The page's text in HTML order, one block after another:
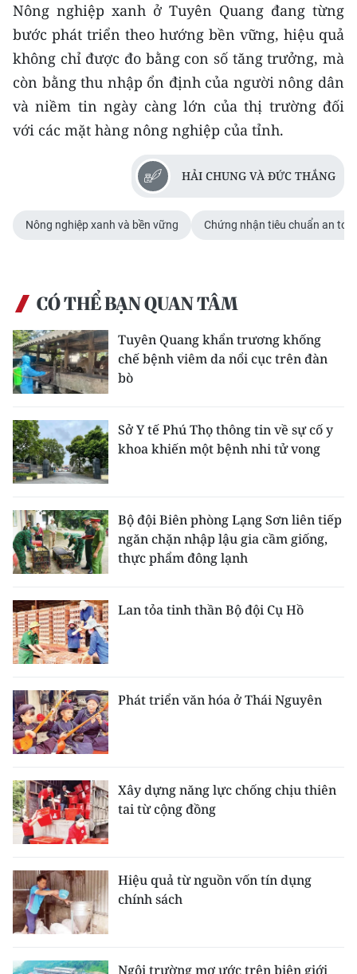
Nông nghiệp xanh ở Tuyên Quang đang từng
bước phát triển theo hướng bền vững, hiệu quả
không chỉ được đo bằng con số tăng trưởng, mà
còn bằng thu nhập ổn định của người nông dân
và niềm tin ngày càng lớn của thị trường đối
với các mặt hàng nông nghiệp của tỉnh.
HẢI CHUNG VÀ ĐỨC THẮNG
Nông nghiệp xanh và bền vững Chứng nhận tiêu chuẩn an
CÓ THỂ BẠN QUAN TÂM
Tuyên Quang khẩn trương khống
chế bệnh viêm da nổi cục trên đàn
bò
Sở Y tế Phú Thọ thông tin về sự cố y
khoa khiến một bệnh nhi tử vong
Bộ đội Biên phòng Lạng Sơn liên tiếp
ngăn chặn nhập lậu gia cầm giống,
thực phẩm đông lạnh
Lan tỏa tinh thần Bộ đội Cụ Hồ
Phát triển văn hóa ở Thái Nguyên
Xây dựng năng lực chống chịu thiên
tai từ cộng đồng
Hiệu quả từ nguồn vốn tín dụng
chính sách
Ngôi trường mơ ước trên biên giới